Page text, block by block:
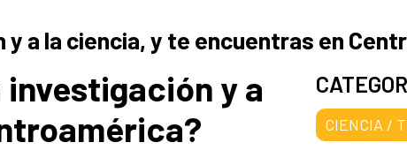
a la ciencia, y te encuentras en
investigación y a
CIENCIA /